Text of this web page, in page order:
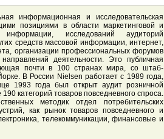
информационная и исследовательская
позициями в области маркетинговой и
информации, исследований аудиторий
средств массовой информации, интернет,
организации профессиональных форумов
деятельности. Это публичная
почти в 100 странах мира, со штаб-
В России Nielsen работает с 1989 года,
1993 года был открыт аудит розничной
категорий товаров повседневного спроса.
методик отдел потребительских
как рынок товаров повседневного и
телекоммуникации, финансовые и